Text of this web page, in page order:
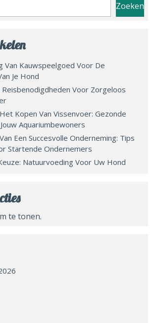
Zoeken
Van Kauwspeelgoed Voor De
Je Hond
Voor Zorgeloos
Kopen Van Vissenvoer: Gezonde
Aquariumbewoners
Een Succesvolle Onderneming: Tips
Startende Ondernemers
Natuurvoeding Voor Uw Hond
te tonen.